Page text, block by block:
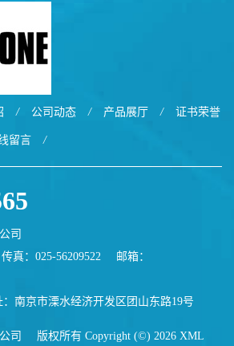
/ 公司动态 / 产品展厅 / 证书荣誉
留言 /
司
传真：025-56209522
邮箱：
：南京市溧水经济开发区团山东路19号
司 版权所有 Copyright (©) 2026 XML